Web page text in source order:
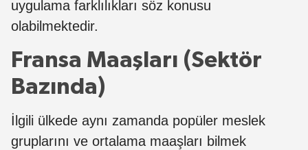
uygulama farklılıkları söz konusu
olabilmektedir.
Fransa Maaşları (Sektör
Bazında)
İlgili ülkede aynı zamanda popüler meslek
gruplarını ve ortalama maaşları bilmek